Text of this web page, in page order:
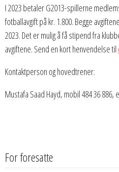
I 2023 betaler G2013-spillerne
fotballavgift på kr. 1.800. Begge
2023. Det er mulig å få stipend fra
avgiftene. Send en kort henvendelse til
Kontaktperson og hovedtrener:
Mustafa Saad Hayd, mobil 484 36 886,
For foresatte